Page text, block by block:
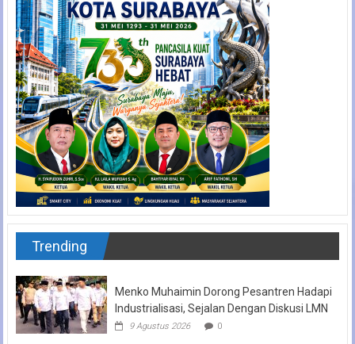
Trending
Menko Muhaimin Dorong Pesantren Hadapi
Industrialisasi, Sejalan Dengan Diskusi LMN
9 Agustus 2026 0